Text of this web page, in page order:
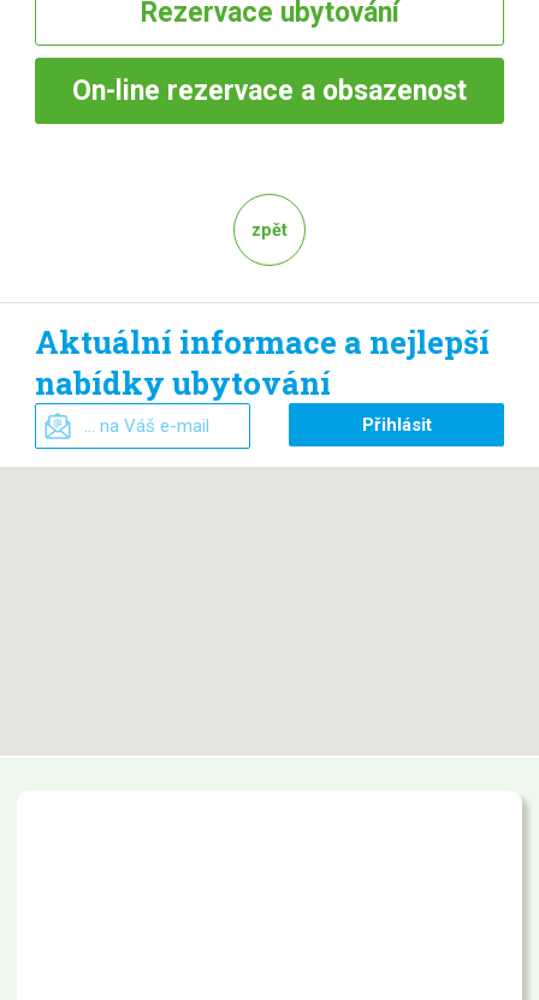
Rezervace ubytování
On-line rezervace a obsazenost
zpět
Aktuální informace a nejlepší
nabídky ubytování